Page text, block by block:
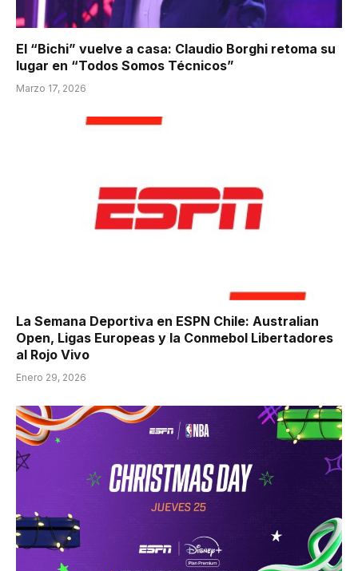
El “Bichi” vuelve a casa: Claudio Borghi retoma su
lugar en “Todos Somos Técnicos”
Marzo 17, 2026
La Semana Deportiva en ESPN Chile: Australian
Open, Ligas Europeas y la Conmebol Libertadores
al Rojo Vivo
Enero 29, 2026